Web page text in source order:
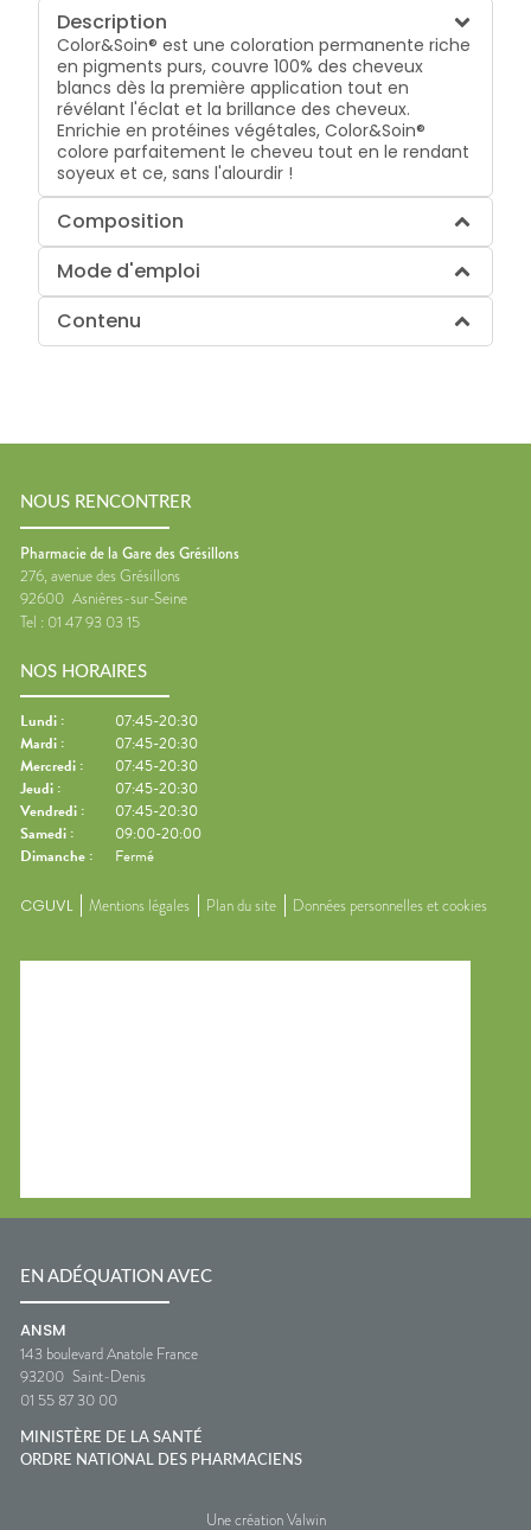
Description
Color&Soin® est une coloration permanente riche
en pigments purs, couvre 100% des cheveux
blancs dès la première application tout en
révélant l'éclat et la brillance des cheveux.
Enrichie en protéines végétales, Color&Soin®
colore parfaitement le cheveu tout en le rendant
soyeux et ce, sans l'alourdir !
Composition
Mode d'emploi
Contenu
NOUS RENCONTRER
Pharmacie de la Gare des Grésillons
276, avenue des Grésillons
92600 Asnières-sur-Seine
Tel : 01 47 93 03 15
NOS HORAIRES
Lundi :
07:45-20:30
Mardi :
07:45-20:30
Mercredi :
07:45-20:30
Jeudi :
07:45-20:30
Vendredi :
07:45-20:30
Samedi :
09:00-20:00
Dimanche : Fermé
CGUVL Mentions légales Plan du site Données personnelles et cookies
EN ADÉQUATION AVEC
ANSM
143 boulevard Anatole France
93200 Saint-Denis
01 55 87 30 00
MINISTÈRE DE LA SANTÉ
ORDRE NATIONAL DES PHARMACIENS
Une création Valwin